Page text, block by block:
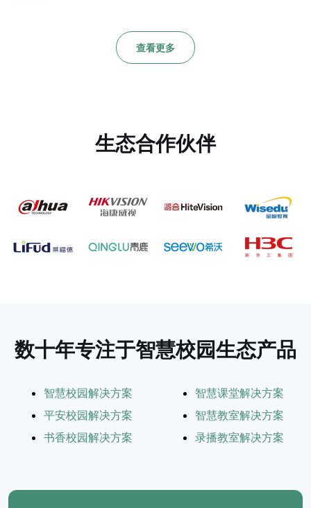
查看更多
生态合作伙伴
数十年专注于智慧校园生态产品
智慧校园解决方案
平安校园解决方案
书香校园解决方案
智慧课堂解决方案
智慧教室解决方案
录播教室解决方案